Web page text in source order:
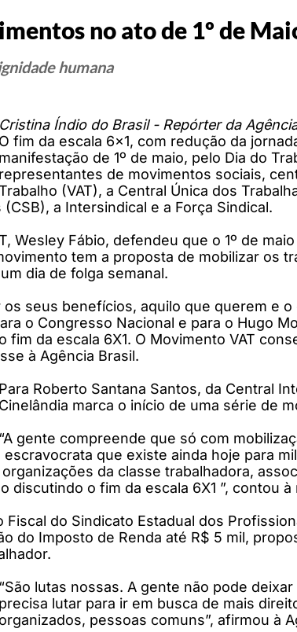
no ato de 1º de
humana
Cristina Índio do Brasil - Repórter da
O fim da escala 6x1, com redução da
manifestação de 1º de maio, pelo Dia do
representantes de movimentos sociais,
(VAT), a Central Única dos
a Intersindical e a Força Sindical.
Wesley Fábio, defendeu que o 1º de
tem a proposta de mobilizar os
dia de folga semanal.
seus benefícios, aquilo que querem e
o Congresso Nacional e para o Hugo
da escala 6X1. O Movimento VAT
à Agência Brasil.
Para Roberto Santana Santos, da Central
Cinelândia marca o início de uma série de
“A gente compreende que só com
que existe ainda hoje para
da classe trabalhadora,
o fim da escala 6X1 ”, contou
do Sindicato Estadual dos
do Imposto de Renda até R$ 5 mil,
“São lutas nossas. A gente não pode
precisa lutar para ir em busca de mais
organizados, pessoas comuns”, afirmou à